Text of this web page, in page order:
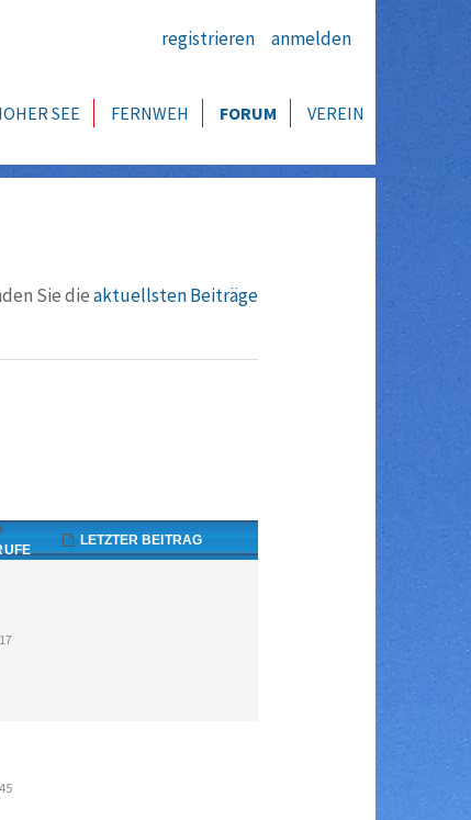
registrieren anmelden
SEE FERNWEH FORUM VEREIN
Sie dieaktuellsten Beiträge
LETZTER BEITRAG